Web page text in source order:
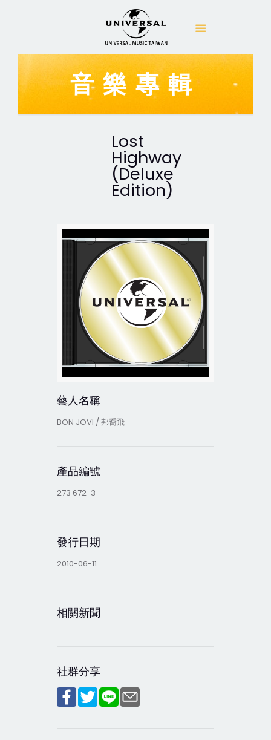
音樂專輯
Lost
Highway
(Deluxe
Edition)
藝人名稱
BON JOVI / 邦喬飛
產品編號
273 672-3
發行日期
2010-06-11
相關新聞
社群分享